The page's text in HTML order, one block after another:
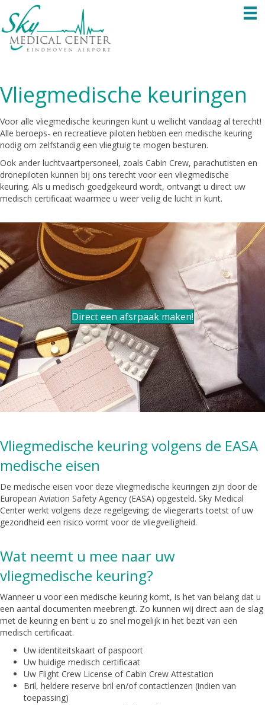
Vliegmedische keuringen
Voor alle vliegmedische keuringen kunt u wellicht vandaag al terecht!
Alle beroeps- en recreatieve piloten hebben een medische keuring
nodig om zelfstandig een vliegtuig te mogen besturen.
Ook ander luchtvaartpersoneel, zoals Cabin Crew, parachutisten en
dronepiloten kunnen bij ons terecht voor een vliegmedische
keuring. Als u medisch goedgekeurd wordt, ontvangt u direct uw
medisch certificaat waarmee u weer veilig de lucht in kunt.
Direct een afsrpaak maken!
Vliegmedische keuring volgens de EASA
medische eisen
De medische eisen voor deze vliegmedische keuringen zijn door de
European Aviation Safety Agency (EASA) opgesteld. Sky Medical
Center werkt volgens deze regelgeving; de vliegerarts toetst of uw
gezondheid een risico vormt voor de vliegveiligheid.
Wat neemt u mee naar uw
vliegmedische keuring?
Wanneer u voor een medische keuring komt, is het van belang dat u
een aantal documenten meebrengt. Zo kunnen wij direct aan de slag
met de keuring en bent u zo snel mogelijk in het bezit van een
medisch certificaat.
Uw identiteitskaart of paspoort
Uw huidige medisch certificaat
Uw Flight Crew License of Cabin Crew Attestation
Bril, heldere reserve bril en/of contactlenzen (indien van
toepassing)